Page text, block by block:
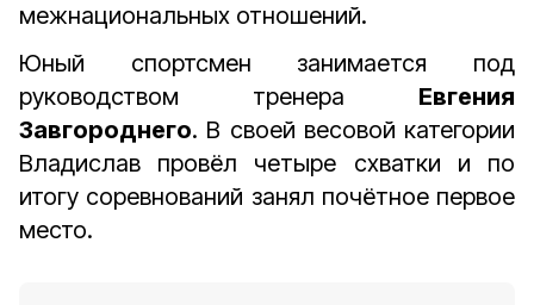
межнациональных отношений.
Юный спортсмен занимается под
руководством тренера Евгения
Завгороднего. В своей весовой категории
Владислав провёл четыре схватки и по
итогу соревнований занял почётное первое
место.